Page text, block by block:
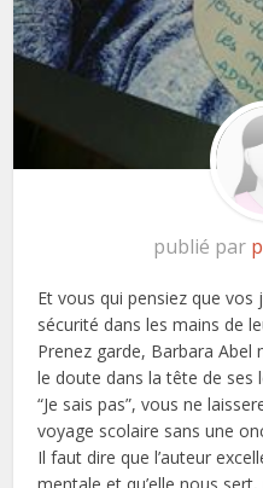
publié par
Et vous qui pensiez que
sécurité dans les mains de
Prenez garde, Barbara Abel
le doute dans la tête de ses
“Je sais pas”, vous ne
voyage scolaire sans une
Il faut dire que l’auteur